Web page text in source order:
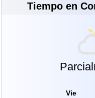
Tiempo en
Vie